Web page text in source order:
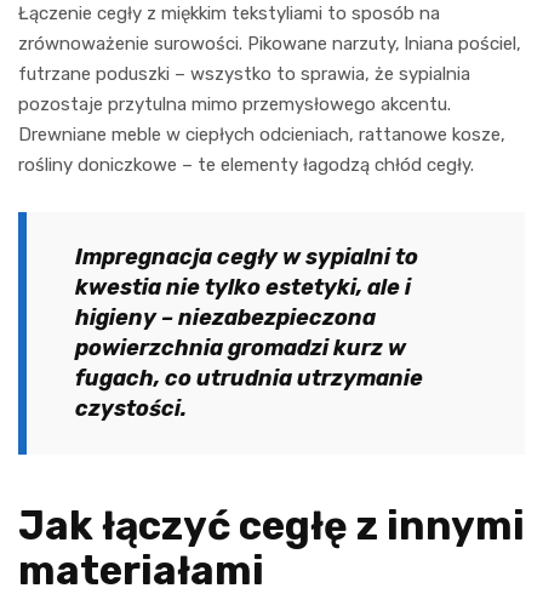
Łączenie cegły z miękkim tekstyliami to sposób na
zrównoważenie surowości. Pikowane narzuty, lniana pościel,
futrzane poduszki – wszystko to sprawia, że sypialnia
pozostaje przytulna mimo przemysłowego akcentu.
Drewniane meble w ciepłych odcieniach, rattanowe kosze,
rośliny doniczkowe – te elementy łagodzą chłód cegły.
Impregnacja cegły w sypialni to
kwestia nie tylko estetyki, ale i
higieny – niezabezpieczona
powierzchnia gromadzi kurz w
fugach, co utrudnia utrzymanie
czystości.
Jak łączyć cegłę z innymi
materiałami